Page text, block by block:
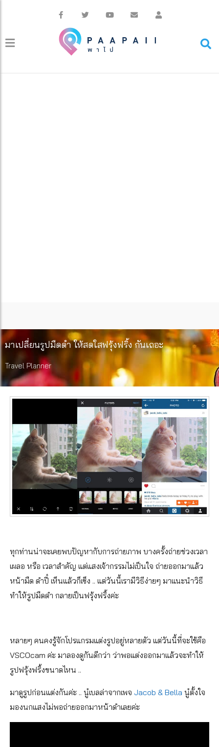
มาเปลี่ยนรูปมืดดำ ให้สดใสฟรุ้งฟริ้ง กันเถอะ
Travel Planner
ทุกท่านน่าจะเคยพบปัญหากับการถ่ายภาพ บางครั้งถ่ายช่วงเวลา
เผลอ หรือ เวลาสำคัญ แต่แสงเจ้ากรรมไม่เป็นใจ ถ่ายออกมาแล้ว
หน้ามืด ดำปี๋ เห็นแล้วก็เซ็ง .. แต่วันนี้เรามีวิธีง่ายๆ มาแนะนำวิธี
ทำให้รูปมืดดำ กลายเป็นฟรุ้งฟริ้งค่ะ
หลายๆ คนคงรู้จักโปรแกรมแต่งรูปอยู่หลายตัว แต่วันนี้ที่จะใช้คือ
VSCOcam ค่ะ มาลองดูกันดีกว่า ว่าพอแต่งออกมาแล้วจะทำให้
รูปฟรุ้งฟริ้งขนาดไหน ..
มาดูรูปก่อนแต่งกันค่ะ .. นู๋เบลล่าจากเพจ Jacob & Bella นู๋ตั้งใจ
มองนกแสงไม่พอถ่ายออกมาหน้าดำเลยค่ะ